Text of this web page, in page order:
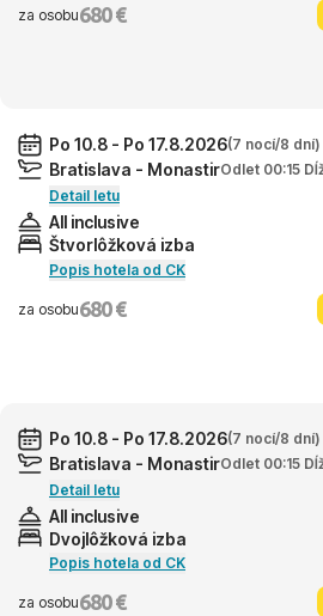
za osobu680 €
Po 10.8 - Po 17.8.2026(7 nocí/8 dní)
Bratislava - MonastirOdlet 00:15
Detail letu
All inclusive
Štvorlôžková izba
Popis hotela od CK
za osobu680 €
Po 10.8 - Po 17.8.2026(7 nocí/8 dní)
Bratislava - MonastirOdlet 00:15
Detail letu
All inclusive
Dvojlôžková izba
Popis hotela od CK
za osobu680 €